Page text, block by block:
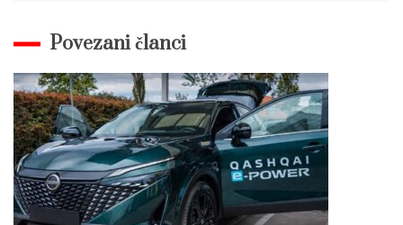
Povezani članci